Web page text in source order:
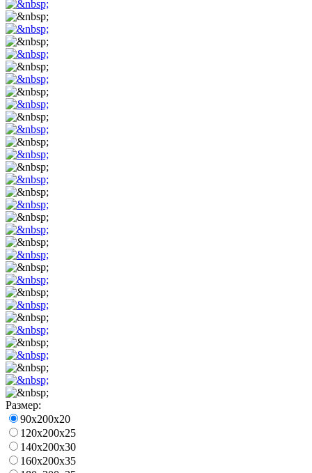
Размер:
90x200x20
120x200x25
140x200x30
160x200x35